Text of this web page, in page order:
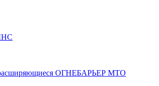
ОГНЕБАРЬЕР МТО